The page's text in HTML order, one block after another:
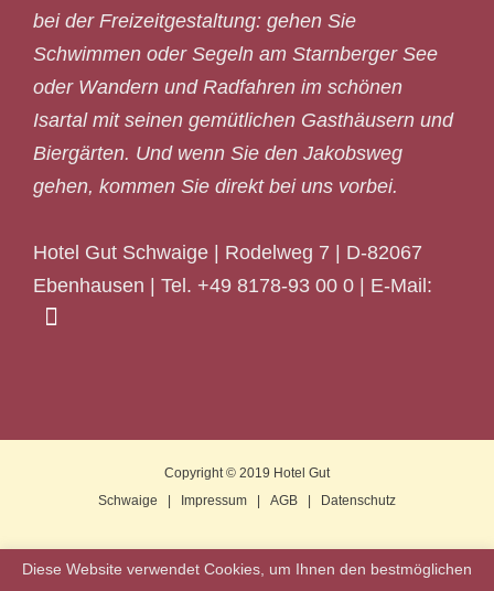
bei der Freizeitgestaltung: gehen Sie
Schwimmen oder Segeln am Starnberger See
oder Wandern und Radfahren im schönen
Isartal mit seinen gemütlichen Gasthäusern und
Biergärten. Und wenn Sie den Jakobsweg
gehen, kommen Sie direkt bei uns vorbei.
Hotel Gut Schwaige | Rodelweg 7 | D-82067
Ebenhausen | Tel. +49 8178-93 00 0 | E-Mail:
Copyright © 2019 Hotel Gut
Schwaige | Impressum | AGB | Datenschutz
Diese Website verwendet Cookies, um Ihnen den bestmöglichen